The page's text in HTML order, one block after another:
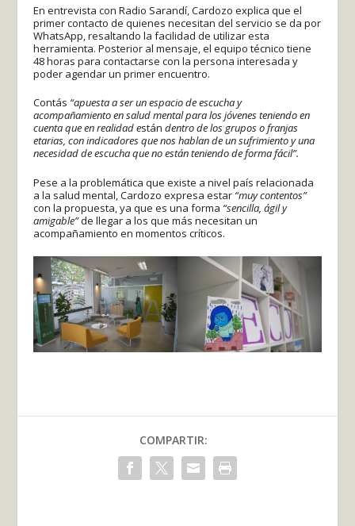
En entrevista con Radio Sarandí, Cardozo explica que el
primer contacto de quienes necesitan del servicio se da por
WhatsApp, resaltando la facilidad de utilizar esta
herramienta. Posterior al mensaje, el equipo técnico tiene
48 horas para contactarse con la persona interesada y
poder agendar un primer encuentro.
Contás “apuesta a ser un espacio de escucha y
acompañamiento en salud mental para los jóvenes teniendo en
cuenta que en realidad estándentro de los grupos o franjas
etarias, con indicadores que nos hablan de un sufrimiento y una
necesidad de escucha que no están teniendo de forma fácil”.
Pese a la problemática que existe a nivel país relacionada
a la salud mental, Cardozo expresa estar “muy contentos”
con la propuesta, ya que es una forma “sencilla, ágil y
amigable”de llegar a los que más necesitan un
acompañamiento en momentos críticos.
COMPARTIR: